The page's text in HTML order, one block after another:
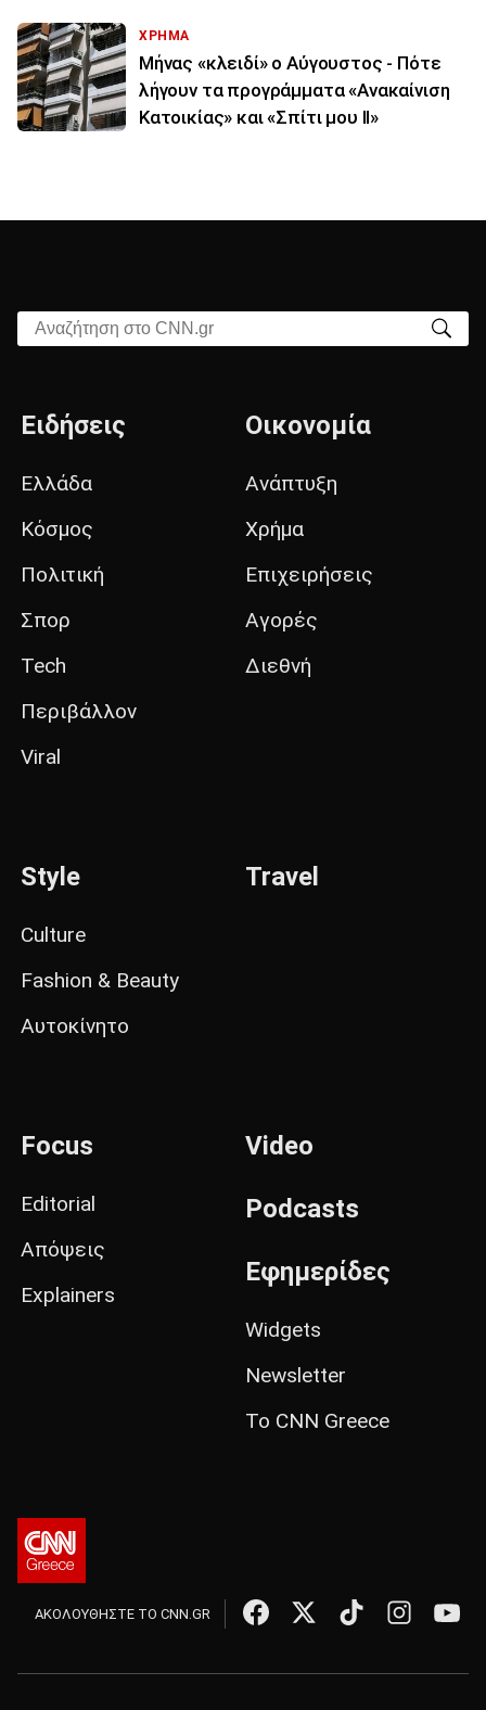
ΧΡΗΜΑ
Μήνας «κλειδί» ο Αύγουστος - Πότε
λήγουν τα προγράμματα «Ανακαίνιση
Κατοικίας» και «Σπίτι μου ΙΙ»
Αναζήτηση στο CNN.gr
Ειδήσεις
Ελλάδα
Κόσμος
Πολιτική
Σπορ
Tech
Περιβάλλον
Viral
Οικονομία
Ανάπτυξη
Χρήμα
Επιχειρήσεις
Αγορές
Διεθνή
Style
Culture
Fashion & Beauty
Αυτοκίνητο
Travel
Focus
Editorial
Απόψεις
Explainers
Video
Podcasts
Εφημερίδες
Widgets
Newsletter
Το CNN Greece
ΑΚΟΛΟΥΘΗΣΤΕ ΤΟ CNN.GR